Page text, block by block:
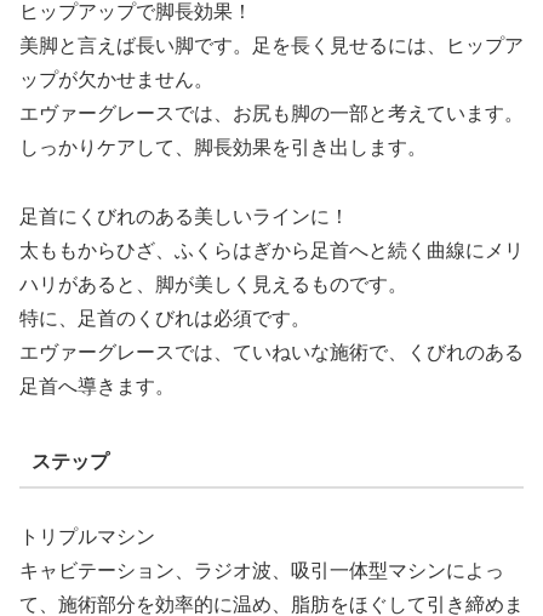
ヒップアップで脚長効果！
美脚と言えば長い脚です。足を長く見せるには、ヒップア
ップが欠かせません。
エヴァーグレースでは、お尻も脚の一部と考えています。
しっかりケアして、脚長効果を引き出します。
足首にくびれのある美しいラインに！
太ももからひざ、ふくらはぎから足首へと続く曲線にメリ
ハリがあると、脚が美しく見えるものです。
特に、足首のくびれは必須です。
エヴァーグレースでは、ていねいな施術で、くびれのある
足首へ導きます。
ステップ
トリプルマシン
キャビテーション、ラジオ波、吸引一体型マシンによっ
て、施術部分を効率的に温め、脂肪をほぐして引き締めま